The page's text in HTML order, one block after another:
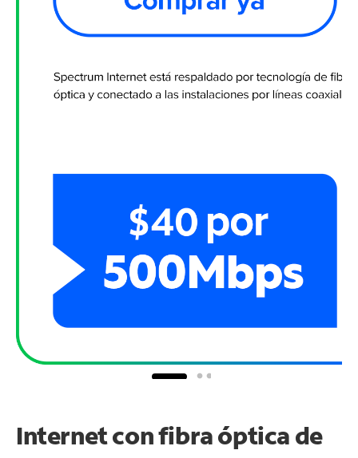
Internet con fibra óptica de